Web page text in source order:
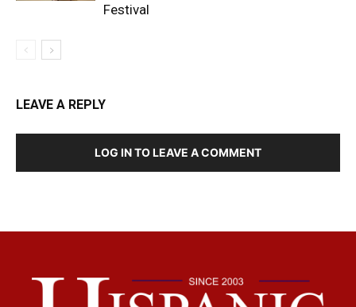
Festival
LEAVE A REPLY
LOG IN TO LEAVE A COMMENT